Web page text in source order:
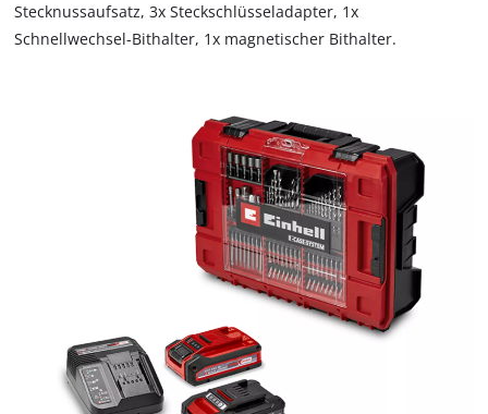
Stecknussaufsatz, 3x Steckschlüsseladapter, 1x
Schnellwechsel-Bithalter, 1x magnetischer Bithalter.